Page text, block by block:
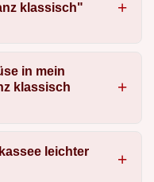
klassisch"
in mein
klassisch
leichter